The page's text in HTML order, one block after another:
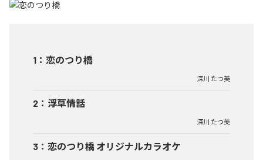
1 ： 恋のつり橋
深川 たつ美
2 ： 浮草情話
深川 たつ美
3 ： 恋のつり橋 オリジナルカラオケ